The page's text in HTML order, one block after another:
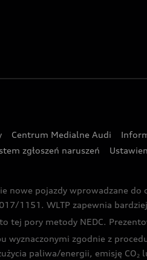
Centrum Medialne Audi
zgłoszeń naruszeń
nowe pojazdy wprowadzane
1151. WLTP zapewnia
tej pory metody NEDC.
wyznaczonymi zgodnie z
paliwa/energii, emisję CO2